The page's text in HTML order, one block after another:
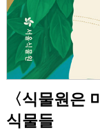
〈식물원은
식물들